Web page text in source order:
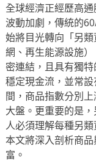
全球經濟正經歷高
波動加劇，傳統的
始將目光轉向「另
網、再生能源設施
密連結，且具有獨
穩定現金流，並常
間，商品指數分別
大盤。更重要的是
人必須理解每種另
本文將深入剖析商
富。